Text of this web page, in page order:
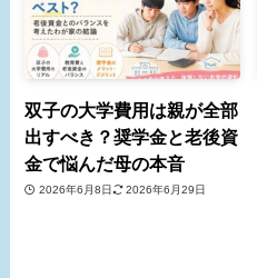
双子の大学費用は親が全部
出すべき？奨学金と老後資
金で悩んだ母の本音
2026年6月8日 2026年6月29日